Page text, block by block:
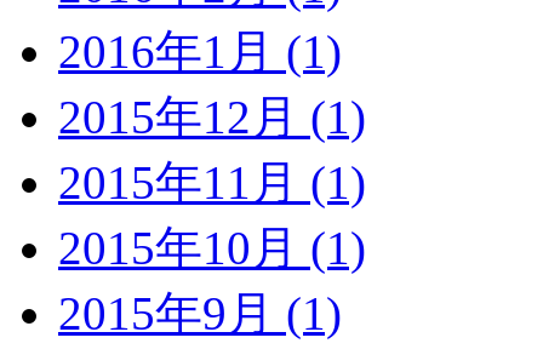
2016年1月 (1)
2015年12月 (1)
2015年11月 (1)
2015年10月 (1)
2015年9月 (1)